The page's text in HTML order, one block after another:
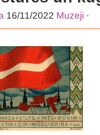
16/11/2022 Muzeji ·